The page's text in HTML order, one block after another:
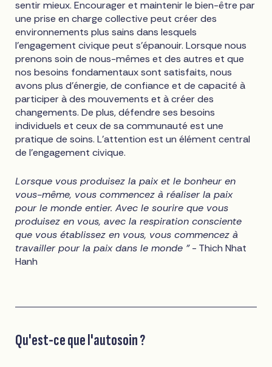
sentir mieux. Encourager et maintenir le bien-être par
une prise en charge collective peut créer des
environnements plus sains dans lesquels
l'engagement civique peut s'épanouir. Lorsque nous
prenons soin de nous-mêmes et des autres et que
nos besoins fondamentaux sont satisfaits, nous
avons plus d'énergie, de confiance et de capacité à
participer à des mouvements et à créer des
changements. De plus, défendre ses besoins
individuels et ceux de sa communauté est une
pratique de soins. L'attention est un élément central
de l'engagement civique.
Lorsque vous produisez la paix et le bonheur en
vous-même, vous commencez à réaliser la paix
pour le monde entier. Avec le sourire que vous
produisez en vous, avec la respiration consciente
que vous établissez en vous, vous commencez à
travailler pour la paix dans le monde "- Thich Nhat
Hanh
Qu'est-ce que l'autosoin ?